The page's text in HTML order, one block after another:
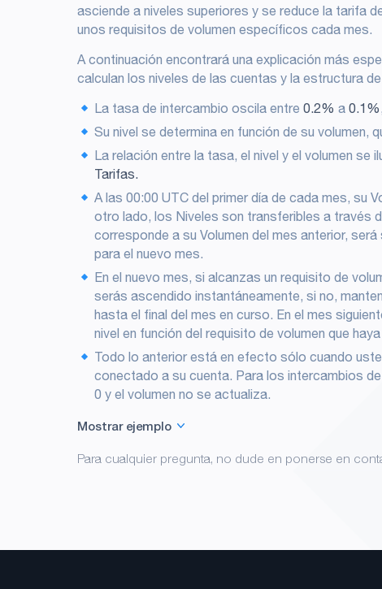
asciende a niveles superiores y se reduce la tarifa
unos requisitos de volumen específicos cada mes.
A continuación encontrará una explicación más
calculan los niveles de las cuentas y la estructura
La tasa de intercambio oscila entre 0.2% a 0.1%
Su nivel se determina en función de su volumen,
La relación entre la tasa, el nivel y el volumen se
Tarifas.
A las 00:00 UTC del primer día de cada mes, su
otro lado, los Niveles son transferibles a través
corresponde a su Volumen del mes anterior, será
para el nuevo mes.
En el nuevo mes, si alcanzas un requisito de
serás ascendido instantáneamente, si no,
hasta el final del mes en curso. En el mes
nivel en función del requisito de volumen que
Todo lo anterior está en efecto sólo cuando
conectado a su cuenta. Para los intercambios
0 y el volumen no se actualiza.
Mostrar ejemplo
A finales de enero, el volumen de intercambio de
Para cualquier pregunta, no dude en ponerse en